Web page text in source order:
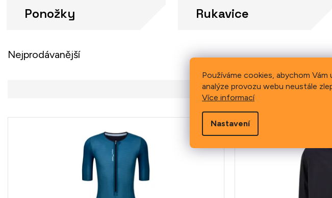
Používáme cookies, abychom
analýze provozu webu neustále
Více informací
Nastavení
Ponožky Rukavice
Nejprodávanější
V